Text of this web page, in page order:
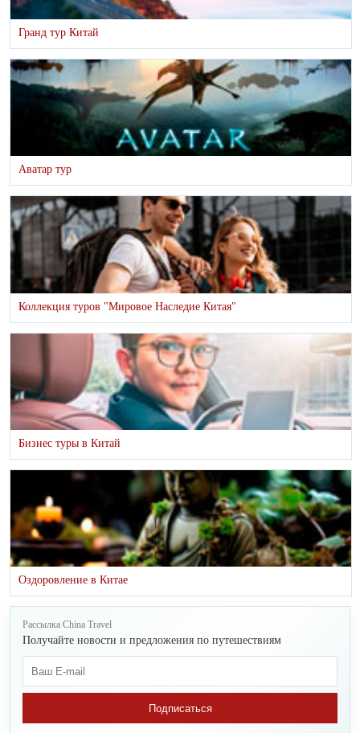
Гранд тур Китай
Аватар тур
Коллекция туров "Мировое Наследие Китая"
Бизнес туры в Китай
Оздоровление в Китае
Рассылка China Travel
Получайте новости и предложения по путешествиям
Подписаться